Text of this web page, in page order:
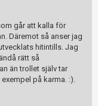
går att kalla för
Däremot så anser jag
hitintills. Jag
rätt så
än trollet själv tar
på karma. :).